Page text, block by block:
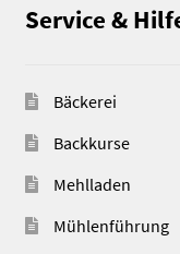
Service &
Bäckerei
Backkurse
Mehlladen
Mühlenführung